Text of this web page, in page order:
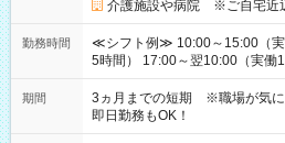
介護施設や病院 ※ご自宅近
勤務時間
≪シフト例≫ 10:00～15:00（
5時間） 17:00～翌10:00（実働15時間）など
働く時間は調整できます！ お
期間
3ヵ月までの短期 ※職場が気
即日勤務もOK！